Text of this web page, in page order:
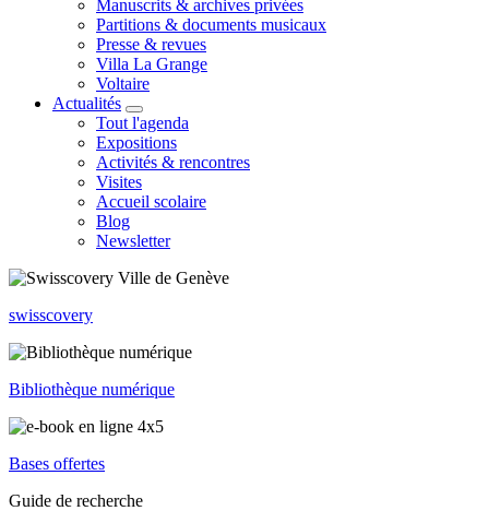
Manuscrits & archives privées
Partitions & documents musicaux
Presse & revues
Villa La Grange
Voltaire
Actualités
Tout l'agenda
Expositions
Activités & rencontres
Visites
Accueil scolaire
Blog
Newsletter
swisscovery
Bibliothèque numérique
Bases offertes
Guide de recherche